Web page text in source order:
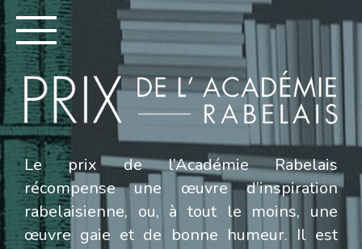
Le prix de l’Académie Rabelais
récompense une œuvre d’inspiration
rabelaisienne, ou, à tout le moins, une
œuvre gaie et de bonne humeur. Il est